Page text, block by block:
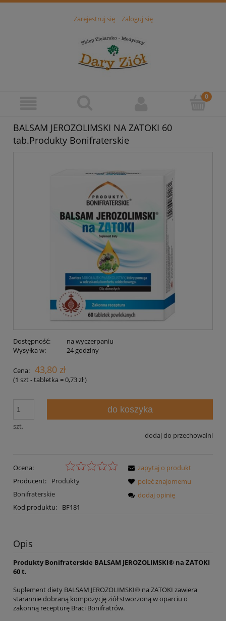
Zarejestruj się Zaloguj się
BALSAM JEROZOLIMSKI NA ZATOKI 60
tab.Produkty Bonifraterskie
Dostępność:
na wyczerpaniu
Wysyłka w:
24 godziny
Cena: 43,80 zł
(1 szt - tabletka =0,73 zł)
szt.
do koszyka
dodaj do przechowalni
Ocena:
Producent:
Produkty
Bonifraterskie
Kod produktu:
BF181
zapytaj o produkt
poleć znajomemu
dodaj opinię
Opis
Produkty Bonifraterskie BALSAM JEROZOLIMSKI® na ZATOKI
60 t.
Suplement diety BALSAM JEROZOLIMSKI® na ZATOKI zawiera
starannie dobraną kompozycję ziół stworzoną w oparciu o
zakonną recepturę Braci Bonifratrów.